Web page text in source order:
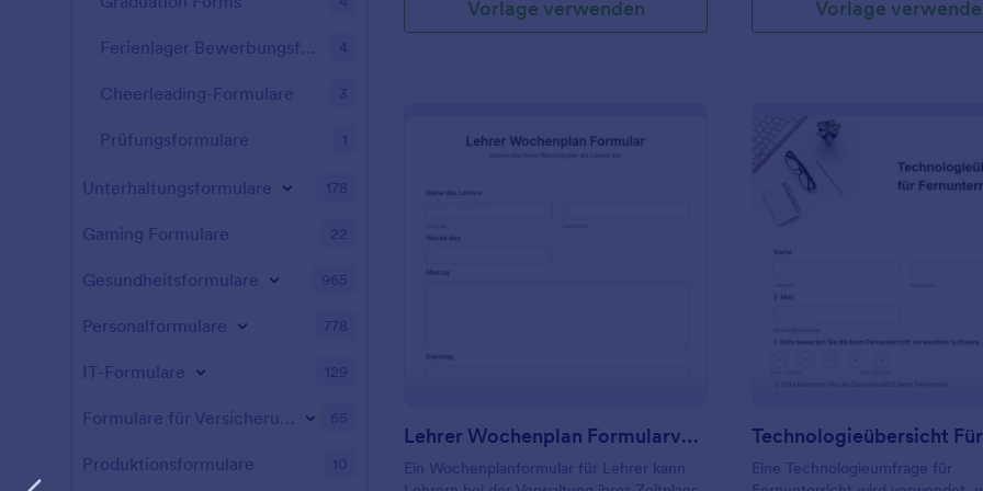
Vorlage verwenden Vorlage
Lehrer Wochenplan Formularvorlage
Ein Wochenplanformular für Lehrer kann
:
Eine Technologieumfrage für
Ferienlager Bewerbungsformulare 4
Cheerleading-Formulare 3
Prüfungsformulare 1
Unterhaltungsformulare 178
Gaming Formulare 22
Gesundheitsformulare 965
Personalformulare 778
IT-Formulare 129
Formulare für Versicherungen 65
Produktionsformulare 10